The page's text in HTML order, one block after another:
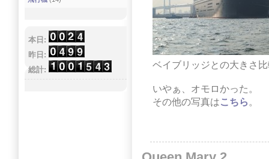
ベイブリッジとの大きさ
いやぁ、オモロかった。
その他の写真はこちら 。
本日:
昨日:
総計: